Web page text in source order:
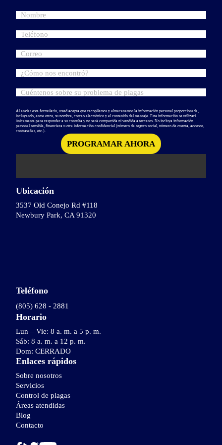
Ubicación
3537 Old Conejo Rd #118
Newbury Park, CA 91320
Teléfono
(805) 628 - 2881
Horario
Lun – Vie: 8 a. m. a 5 p. m.
Sáb: 8 a. m. a 12 p. m.
Dom: CERRADO
Enlaces rápidos
Sobre nosotros
Servicios
Control de plagas
Áreas atendidas
Blog
Contacto
Al enviar este formulario, usted acepta que recopilemos y almacenemos la información personal proporcionada,
incluyendo, entre otros, su nombre, correo electrónico y el contenido del mensaje. Esta información se utilizará
únicamente para responder a su consulta y no será compartida ni vendida a terceros. No incluya información
personal sensible, financiera u otra información confidencial (número de seguro social, número de cuenta, accesos,
contraseñas, etc.).